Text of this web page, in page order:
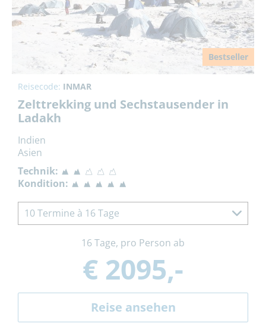
Bestseller
Reisecode: INMAR
Zelttrekking und Sechstausender in
Ladakh
Indien
Asien
Technik:
Kondition:
10 Termine à 16 Tage
16 Tage, pro Person ab
€ 2095,-
Reise ansehen